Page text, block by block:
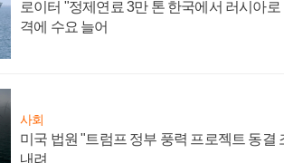
로이터 "정제연료 3만 톤 한국에서 러시아
격에 수요 늘어
사회
미국 법원 "트럼프 정부 풍력 프로젝트 동결
내려